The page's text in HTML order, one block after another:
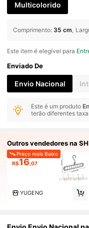
Multicolorido
Comprimento: 35 cm
Este item é elegível para
Enviado De
Envio Nacional
Este é um produto
terão diferentes
Outros vendedores na
Preço mais Baixo
R$16 ,07
YUGENG